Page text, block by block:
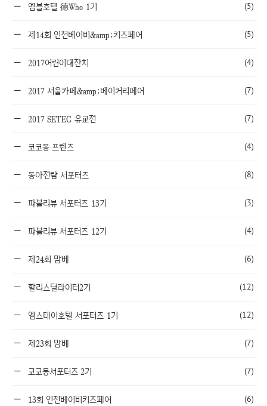
엠블호텔 德Who 1기 (5)
제14회 인천베이비&amp;키즈페어 (5)
2017어린이대잔치 (4)
2017 서울카페&amp;베이커리페어 (7)
2017 SETEC 유교전 (7)
코코몽 프렌즈 (4)
동아전람 서포터즈 (8)
파블리뷰 서포터즈 13기 (3)
파블리뷰 서포터즈 12기 (4)
제24회 맘베 (6)
할리스딜라이터2기 (12)
엠스테이호텔 서포터즈 1기 (12)
제23회 맘베 (7)
코코몽서포터즈 2기 (7)
13회 인천베이비키즈페어 (6)